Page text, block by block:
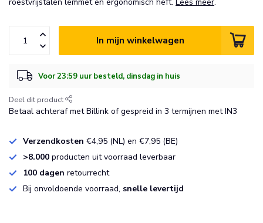
In mijn winkelwagen
Voor 23:59 uur besteld, dinsdag in huis
Deel dit product
Betaal achteraf met Billink of gespreid in 3 termijnen met IN3
Verzendkosten €4,95 (NL) en €7,95 (BE)
>8.000 producten uit voorraad leverbaar
100 dagen retourrecht
Bij onvoldoende voorraad, snelle levertijd